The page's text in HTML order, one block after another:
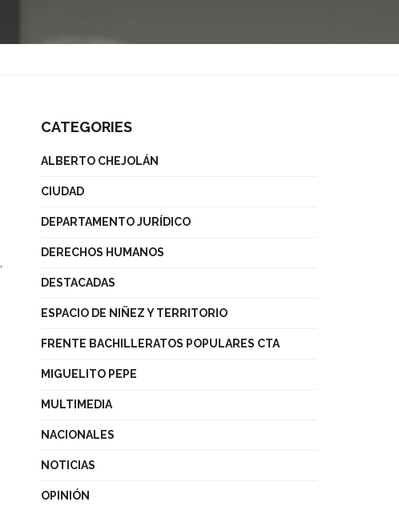
CATEGORIES
ALBERTO CHEJOLÁN
CIUDAD
DEPARTAMENTO JURÍDICO
DERECHOS HUMANOS
DESTACADAS
ESPACIO DE NIÑEZ Y TERRITORIO
FRENTE BACHILLERATOS POPULARES CTA
MIGUELITO PEPE
MULTIMEDIA
NACIONALES
NOTICIAS
OPINIÓN